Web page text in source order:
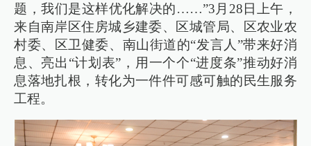
题，我们是这样优化解决的……”3月28日上午，
来自南岸区住房城乡建委、区城管局、区农业农
村委、区卫健委、南山街道的“发言人”带来好消
息、亮出“计划表”，用一个个“进度条”推动好消
息落地扎根，转化为一件件可感可触的民生服务
工程。